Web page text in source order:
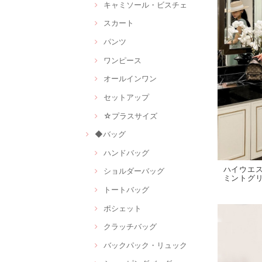
キャミソール・ビスチェ
スカート
パンツ
ワンピース
オールインワン
セットアップ
☆プラスサイズ
◆バッグ
ハンドバッグ
ショルダーバッグ
トートバッグ
ポシェット
クラッチバッグ
バックパック・リュック
ハイウエ
ミントグ